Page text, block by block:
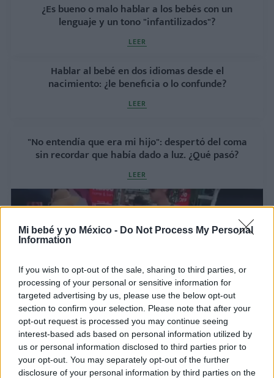
Mi bebé y yo México - Do Not Process My Personal
Information
If you wish to opt-out of the sale, sharing to third parties, or
processing of your personal or sensitive information for
targeted advertising by us, please use the below opt-out
section to confirm your selection. Please note that after your
opt-out request is processed you may continue seeing
interest-based ads based on personal information utilized by
us or personal information disclosed to third parties prior to
your opt-out. You may separately opt-out of the further
disclosure of your personal information by third parties on the
¿Es bueno o malo hablar a los bebés con un
lenguaje y un tono "infantilizados"?
LEER
Hablar al bebé en dos idiomas desde el
nacimiento: ¿le beneficia o lo confunde?
LEER
"No entendía que era mi hijo": despertó del coma
sin recordar que había dado a luz. ¿Qué pasó?
LEER
Viral | ¿De verdad esta fan dejó sola la carriola de
su bebé por una foto con Harry Styles?
LEER